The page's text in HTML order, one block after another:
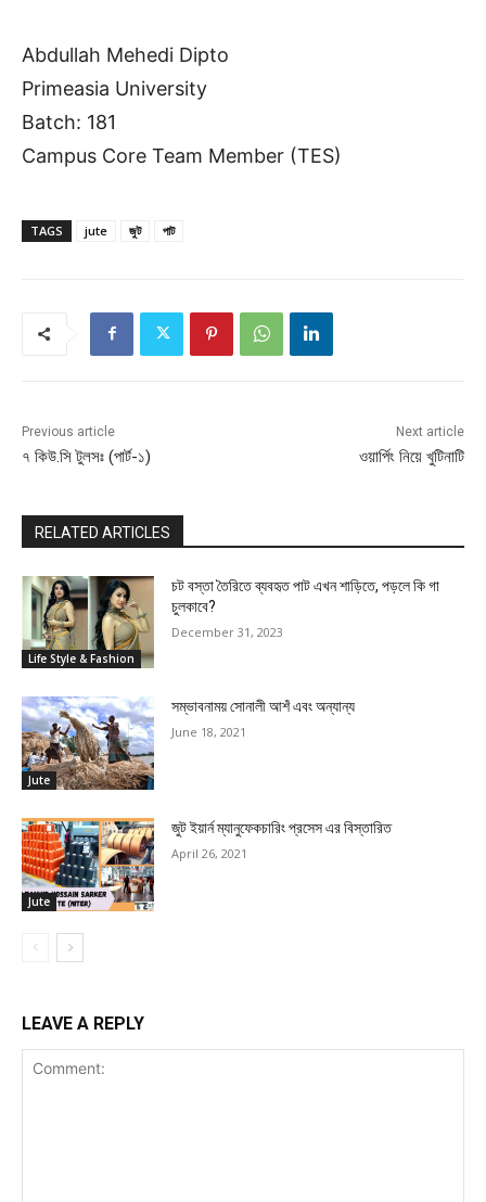
Abdullah Mehedi Dipto
Primeasia University
Batch: 181
Campus Core Team Member (TES)
TAGS jute জুট পাট
Previous article
৭ কিউ.সি টুলসঃ (পার্ট-১)
Next article
ওয়ার্পিং নিয়ে খুটিনাটি
RELATED ARTICLES
Life Style & Fashion
চট বস্তা তৈরিতে ব্যবহৃত পাট এখন শাড়িতে, পড়লে কি গা
চুলকাবে?
December 31, 2023
Jute
সম্ভাবনাময় সোনালী আশঁ এবং অন্যান্য
June 18, 2021
Jute
জুট ইয়ার্ন ম্যানুফেকচারিং প্রসেস এর বিস্তারিত
April 26, 2021
LEAVE A REPLY